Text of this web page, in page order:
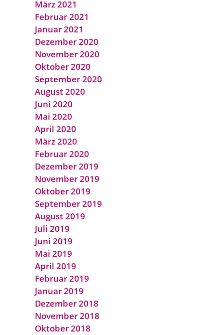
März 2021
Februar 2021
Januar 2021
Dezember 2020
November 2020
Oktober 2020
September 2020
August 2020
Juni 2020
Mai 2020
April 2020
März 2020
Februar 2020
Dezember 2019
November 2019
Oktober 2019
September 2019
August 2019
Juli 2019
Juni 2019
Mai 2019
April 2019
Februar 2019
Januar 2019
Dezember 2018
November 2018
Oktober 2018